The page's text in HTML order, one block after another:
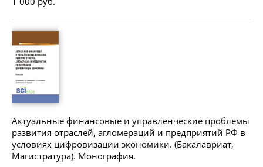
Актуальные финансовые и управленческие проблемы
развития отраслей, агломераций и предприятий РФ в
условиях цифровизации экономики. (Бакалавриат,
Магистратура). Монография.